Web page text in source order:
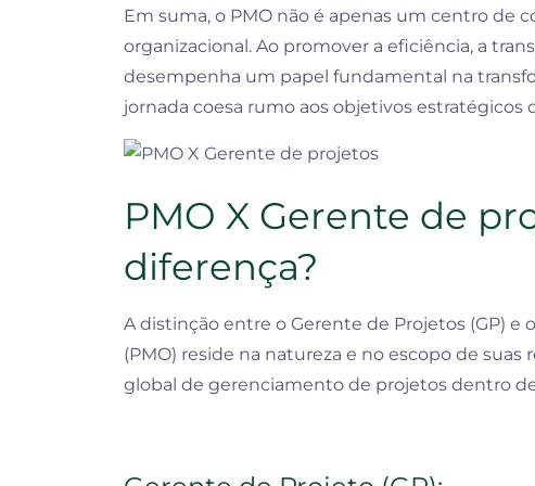
Em suma, o PMO não é apenas um centro de
organizacional. Ao promover a eficiência, a
desempenha um papel fundamental na
jornada coesa rumo aos objetivos estratégicos
PMO X Gerente de
diferença?
A distinção entre o Gerente de Projetos (GP)
(PMO) reside na natureza e no escopo de
global de gerenciamento de projetos dentro